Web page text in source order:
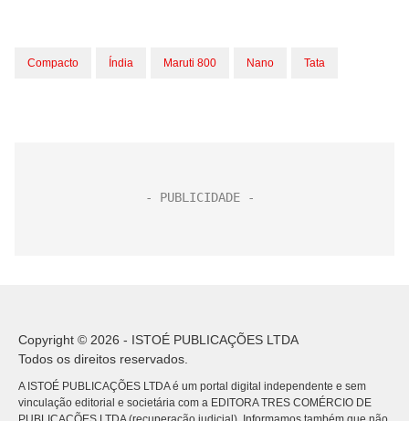
Compacto Índia Maruti 800 Nano Tata
Copyright © 2026 - ISTOÉ PUBLICAÇÕES LTDA
Todos os direitos reservados.
A ISTOÉ PUBLICAÇÕES LTDA é um portal digital independente e sem
vinculação editorial e societária com a EDITORA TRES COMÉRCIO DE